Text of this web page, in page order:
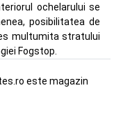
ochelarului se
posibilitatea de
multumita stratului
Fogstop.
este magazin